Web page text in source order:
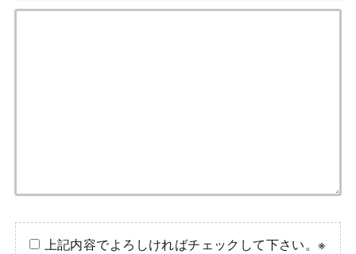
上記内容でよろしければチェックして下さい。※